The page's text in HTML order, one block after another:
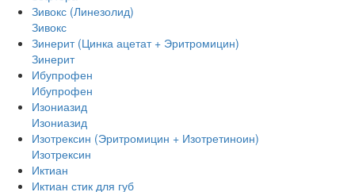
Зивокс (Линезолид)
Зивокс
Зинерит (Цинка ацетат + Эритромицин)
Зинерит
Ибупрофен
Ибупрофен
Изониазид
Изониазид
Изотрексин (Эритромицин + Изотретиноин)
Изотрексин
Иктиан
Иктиан стик для губ